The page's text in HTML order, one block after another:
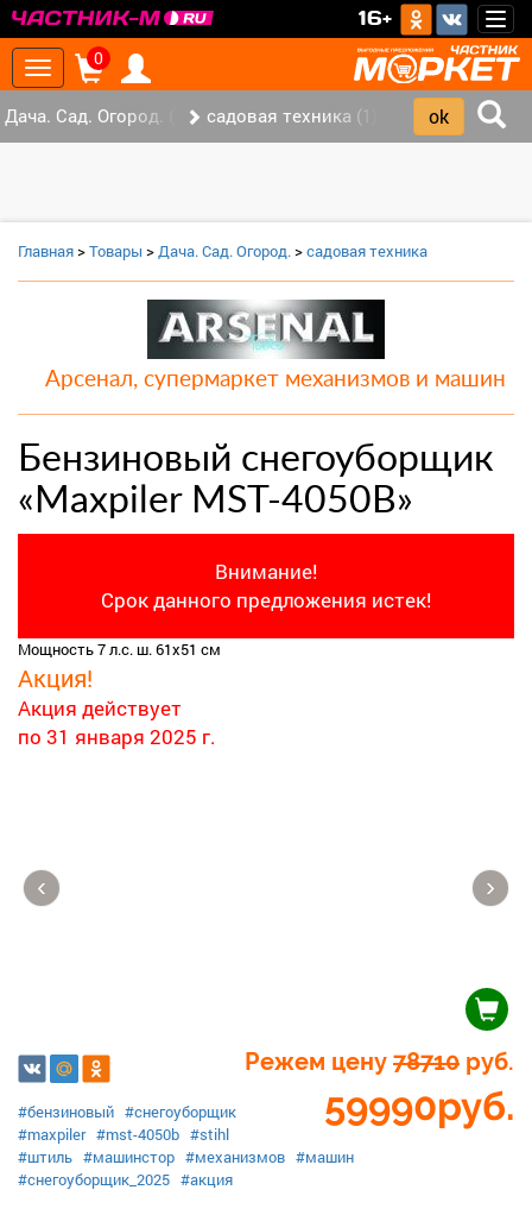
16+
Toggle
navigation
0
Дача. Сад. Огород. (2) садовая техника (1)
Главная>Товары >Дача. Сад. Огород.>садовая техника
Арсенал, супермаркет механизмов и машин
Бензиновый снегоуборщик
«Maxpiler MST-4050B»
Внимание!
Срок данного предложения истек!
Мощность 7 л.с. ш. 61х51 см
Акция!
Акция действует
по 31 января 2025 г.
Режем цену 78710 руб.
59990руб.
#бензиновый #снегоуборщик
#maxpiler #mst-4050b #stihl
#штиль #машинстор #механизмов #машин
#снегоуборщик_2025 #акция
‹ ›